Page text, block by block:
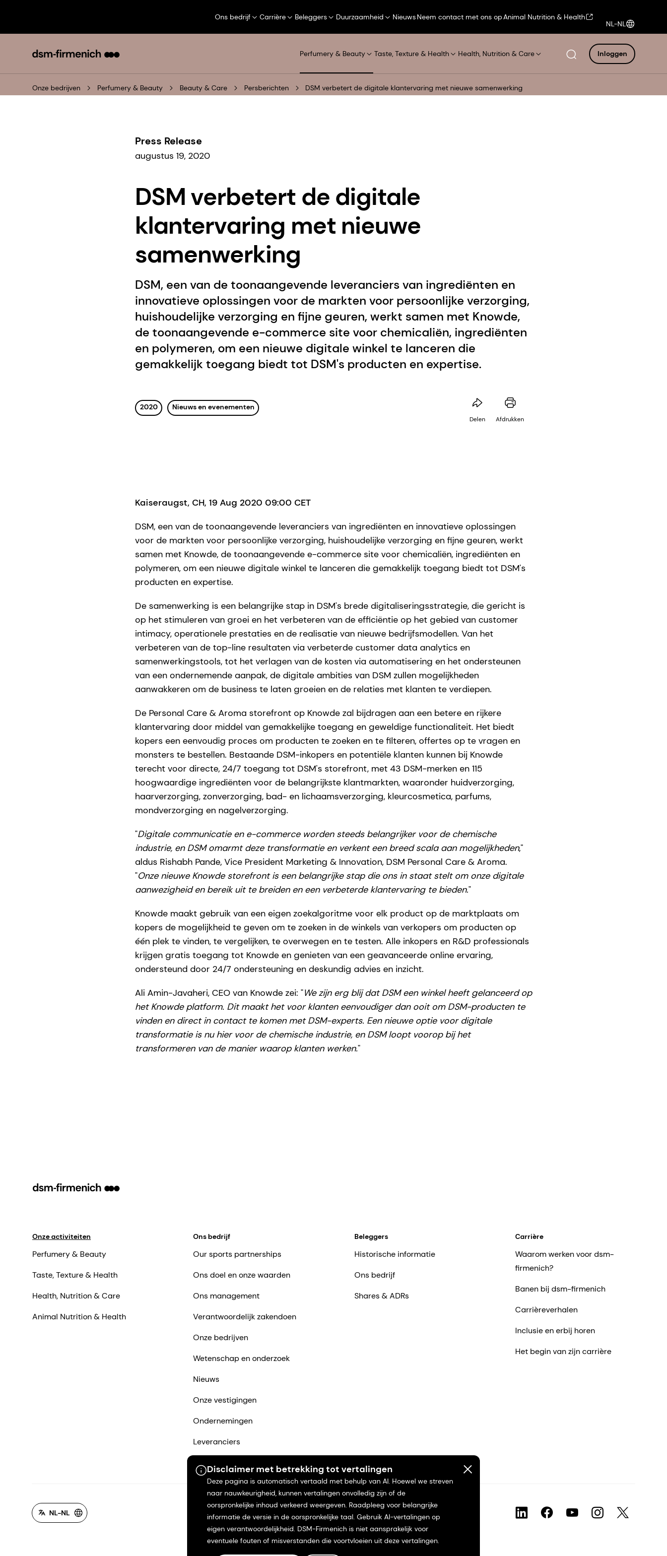
Ons bedrijf Carrière Beleggers Duurzaamheid NieuwsNeem contact met ons opAnimal Nutrition & Health
NL-NL
Perfumery & Beauty Taste, Texture & Health Health, Nutrition & Care Inloggen
Onze bedrijven Perfumery & Beauty Beauty & Care Persberichten DSM verbetert de digitale klantervaring met nieuwe samenwerking
Press Release
augustus 19, 2020
DSM verbetert de digitale
klantervaring met nieuwe
samenwerking
DSM, een van de toonaangevende leveranciers van ingrediënten en
innovatieve oplossingen voor de markten voor persoonlijke verzorging,
huishoudelijke verzorging en fijne geuren, werkt samen met Knowde,
de toonaangevende e-commerce site voor chemicaliën, ingrediënten
en polymeren, om een nieuwe digitale winkel te lanceren die
gemakkelijk toegang biedt tot DSM's producten en expertise.
2020 Nieuws en evenementen
Delen Afdrukken
Kaiseraugst, CH, 19 Aug 2020 09:00 CET
DSM, een van de toonaangevende leveranciers van ingrediënten en innovatieve oplossingen
voor de markten voor persoonlijke verzorging, huishoudelijke verzorging en fijne geuren, werkt
samen met Knowde, de toonaangevende e-commerce site voor chemicaliën, ingrediënten en
polymeren, om een nieuwe digitale winkel te lanceren die gemakkelijk toegang biedt tot DSM's
producten en expertise.
De samenwerking is een belangrijke stap in DSM's brede digitaliseringsstrategie, die gericht is
op het stimuleren van groei en het verbeteren van de efficiëntie op het gebied van customer
intimacy, operationele prestaties en de realisatie van nieuwe bedrijfsmodellen. Van het
verbeteren van de top-line resultaten via verbeterde customer data analytics en
samenwerkingstools, tot het verlagen van de kosten via automatisering en het ondersteunen
van een ondernemende aanpak, de digitale ambities van DSM zullen mogelijkheden
aanwakkeren om de business te laten groeien en de relaties met klanten te verdiepen.
De Personal Care & Aroma storefront op Knowde zal bijdragen aan een betere en rijkere
klantervaring door middel van gemakkelijke toegang en geweldige functionaliteit. Het biedt
kopers een eenvoudig proces om producten te zoeken en te filteren, offertes op te vragen en
monsters te bestellen. Bestaande DSM-inkopers en potentiële klanten kunnen bij Knowde
terecht voor directe, 24/7 toegang tot DSM's storefront, met 43 DSM-merken en 115
hoogwaardige ingrediënten voor de belangrijkste klantmarkten, waaronder huidverzorging,
haarverzorging, zonverzorging, bad- en lichaamsverzorging, kleurcosmetica, parfums,
mondverzorging en nagelverzorging.
"Digitale communicatie en e-commerce worden steeds belangrijker voor de chemische
industrie, en DSM omarmt deze transformatie en verkent een breed scala aan mogelijkheden,"
aldus Rishabh Pande, Vice President Marketing & Innovation, DSM Personal Care & Aroma.
"Onze nieuwe Knowde storefront is een belangrijke stap die ons in staat stelt om onze digitale
aanwezigheid en bereik uit te breiden en een verbeterde klantervaring te bieden."
Knowde maakt gebruik van een eigen zoekalgoritme voor elk product op de marktplaats om
kopers de mogelijkheid te geven om te zoeken in de winkels van verkopers om producten op
één plek te vinden, te vergelijken, te overwegen en te testen. Alle inkopers en R&D professionals
krijgen gratis toegang tot Knowde en genieten van een geavanceerde online ervaring,
ondersteund door 24/7 ondersteuning en deskundig advies en inzicht.
Ali Amin-Javaheri, CEO van Knowde zei: "We zijn erg blij dat DSM een winkel heeft gelanceerd op
het Knowde platform. Dit maakt het voor klanten eenvoudiger dan ooit om DSM-producten te
vinden en direct in contact te komen met DSM-experts. Een nieuwe optie voor digitale
transformatie is nu hier voor de chemische industrie, en DSM loopt voorop bij het
transformeren van de manier waarop klanten werken."
Disclaimer met betrekking tot vertalingen
Deze pagina is automatisch vertaald met behulp van AI. Hoewel we streven
naar nauwkeurigheid, kunnen vertalingen onvolledig zijn of de
oorspronkelijke inhoud verkeerd weergeven. Raadpleeg voor belangrijke
informatie de versie in de oorspronkelijke taal. Gebruik AI-vertalingen op
eigen verantwoordelijkheid. DSM-Firmenich is niet aansprakelijk voor
eventuele fouten of misverstanden die voortvloeien uit deze vertalingen.
Onze activiteiten
Perfumery & Beauty
Taste, Texture & Health
Health, Nutrition & Care
Animal Nutrition & Health
Ons bedrijf
Our sports partnerships
Ons doel en onze waarden
Ons management
Verantwoordelijk zakendoen
Onze bedrijven
Wetenschap en onderzoek
Nieuws
Onze vestigingen
Ondernemingen
Leveranciers
Neem contact met ons op
Beleggers
Historische informatie
Ons bedrijf
Shares & ADRs
Carrière
Waarom werken voor dsm-
firmenich?
Banen bij dsm-firmenich
Carrièreverhalen
Inclusie en erbij horen
Het begin van zijn carrière
NL-NL